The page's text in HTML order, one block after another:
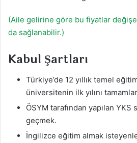
(Aile gelirine göre bu fiyatlar
da sağlanabilir.)
Kabul Şartları
Türkiye’de 12 yıllık temel
üniversitenin ilk yılını
ÖSYM tarafından yapılan YKS
geçmek.
İngilizce eğitim almak